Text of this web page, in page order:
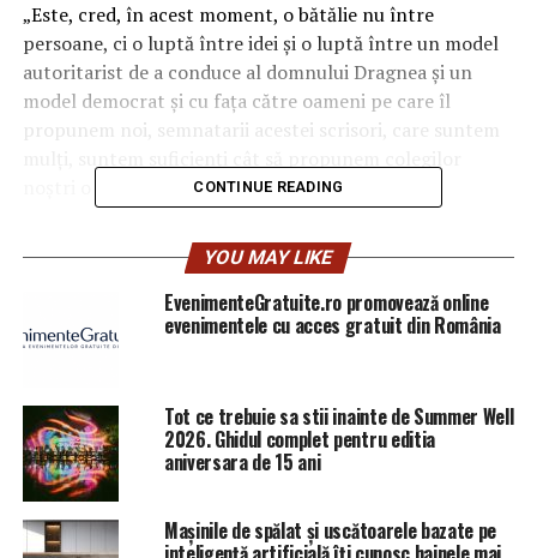
„Este, cred, în acest moment, o bătălie nu între
persoane, ci o luptă între idei şi o luptă între un model
autoritarist de a conduce al domnului Dragnea şi un
model democrat şi cu faţa către oameni pe care îl
propunem noi, semnatarii acestei scrisori, care suntem
noştri o schimbare şi o altă abordare.
Iar noi nu vom ameninţa niciodată pe nimeni că va fi dat
afară din partid, doar pentru că nu a fost de acord cu
noi de la început, aşa cum face domnul Dragnea cu noi.
Că ne ameninţă că ne dă afară, dacă îndrăznim să
spunem ceva”, a spus Gabriela Firea.
RELATED TOPICS: PRIMA
UP NEXT
Olguța Vasilescu, anunț șocant despre guvernare. Ce
declarații sumbre a făcut ministrul | DoljAZI
DON'T MISS
CONTINUE READING
YOU MAY LIKE
EvenimenteGratuite.ro promovează online
evenimentele cu acces gratuit din România
Tot ce trebuie sa stii inainte de Summer Well
2026. Ghidul complet pentru editia
aniversara de 15 ani
Mașinile de spălat și uscătoarele bazate pe